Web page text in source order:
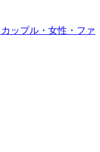
ップル・女性・ファ